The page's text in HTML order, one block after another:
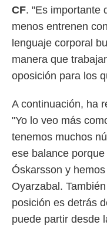
CF. "Es importante
menos entrenen
lenguaje corporal
manera que
oposición para los
A continuación, ha
"Yo lo veo más
tenemos muchos
ese balance
Óskarsson y
Oyarzabal.
posición es detrás
puede partir desde